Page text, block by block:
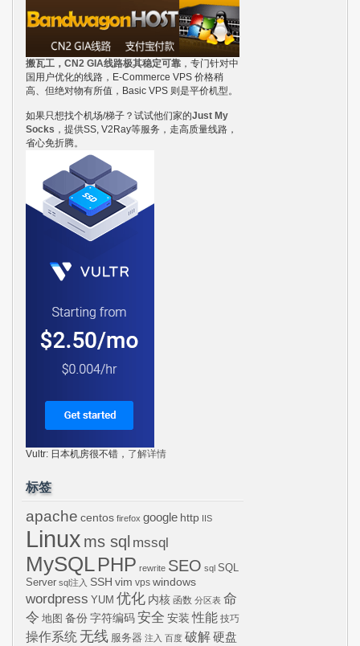
搬瓦工，CN2 GIA线路极其稳定可靠 ，专门针对中
国用户优化的线路，E-Commerce VPS 价格稍
高、但绝对物有所值，Basic VPS 则是平价机型。
如果只想找个机场/梯子？试试他们家的Just My
Socks ，提供SS, V2Ray等服务，走高质量线路，
省心免折腾。
Vultr: 日本机房很不错， 了解详情
标签
apache centos firefox google http IIS
Linux ms sql mssql
MySQLPHP rewrite SEO sql SQL
Server sql注入 SSH vim vps windows
wordpress YUM 优化 内核 函数 分区表 命
令 地图 备份 字符编码 安全 安装 性能 技巧
操作系统 无线 服务器 注入 百度 破解硬盘